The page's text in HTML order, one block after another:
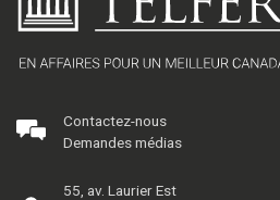
Contactez-nous
Demandes médias
55, av. Laurier Est